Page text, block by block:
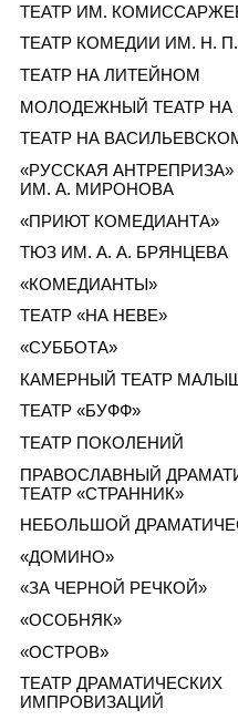
ТЕАТР ИМ.
ТЕАТР КОМЕДИИ ИМ. Н.
ТЕАТР НА ЛИТЕЙНОМ
МОЛОДЕЖНЫЙ ТЕАТР НА
ТЕАТР НА
«РУССКАЯ АНТРЕПРИЗА»
ИМ. А. МИРОНОВА
«ПРИЮТ КОМЕДИАНТА»
ТЮЗ ИМ. А. А. БРЯНЦЕВА
«КОМЕДИАНТЫ»
ТЕАТР «НА НЕВЕ»
«СУББОТА»
КАМЕРНЫЙ ТЕАТР
ТЕАТР «БУФФ»
ТЕАТР ПОКОЛЕНИЙ
ПРАВОСЛАВНЫЙ
ТЕАТР «СТРАННИК»
НЕБОЛЬШОЙ
«ДОМИНО»
«ЗА ЧЕРНОЙ РЕЧКОЙ»
«ОСОБНЯК»
«ОСТРОВ»
ТЕАТР ДРАМАТИЧЕСКИХ
ИМПРОВИЗАЦИЙ